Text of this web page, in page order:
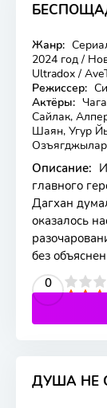
Жанр:
2024 год /
Ultradox /
Режиссер:
Актёры:
Сайлак,
Шаян, Угур
Описание:
главного
Дагхан
оказалось
без
0
4 5
ДУША НЕ